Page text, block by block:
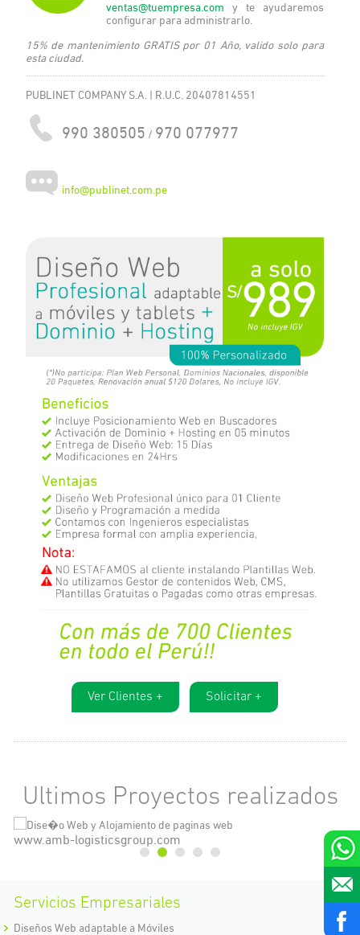
ventas@tuempresa.com y te ayudaremos
configurar para administrarlo.
15% de mantenimiento GRATIS por 01 Año, valido solo para
esta ciudad.
PUBLINET COMPANY S.A. | R.U.C. 20407814551
990 380505 / 970 077977
info@publinet.com.pe
Ver Clientes + Solicitar +
Ultimos Proyectos realizados
www.amb-logisticsgroup.com
Servicios Empresariales
Diseños Web adaptable a Móviles